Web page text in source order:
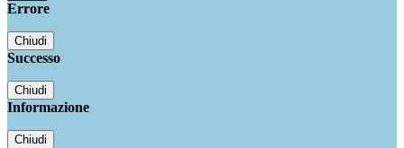
Errore
Chiudi
Successo
Chiudi
Informazione
Chiudi